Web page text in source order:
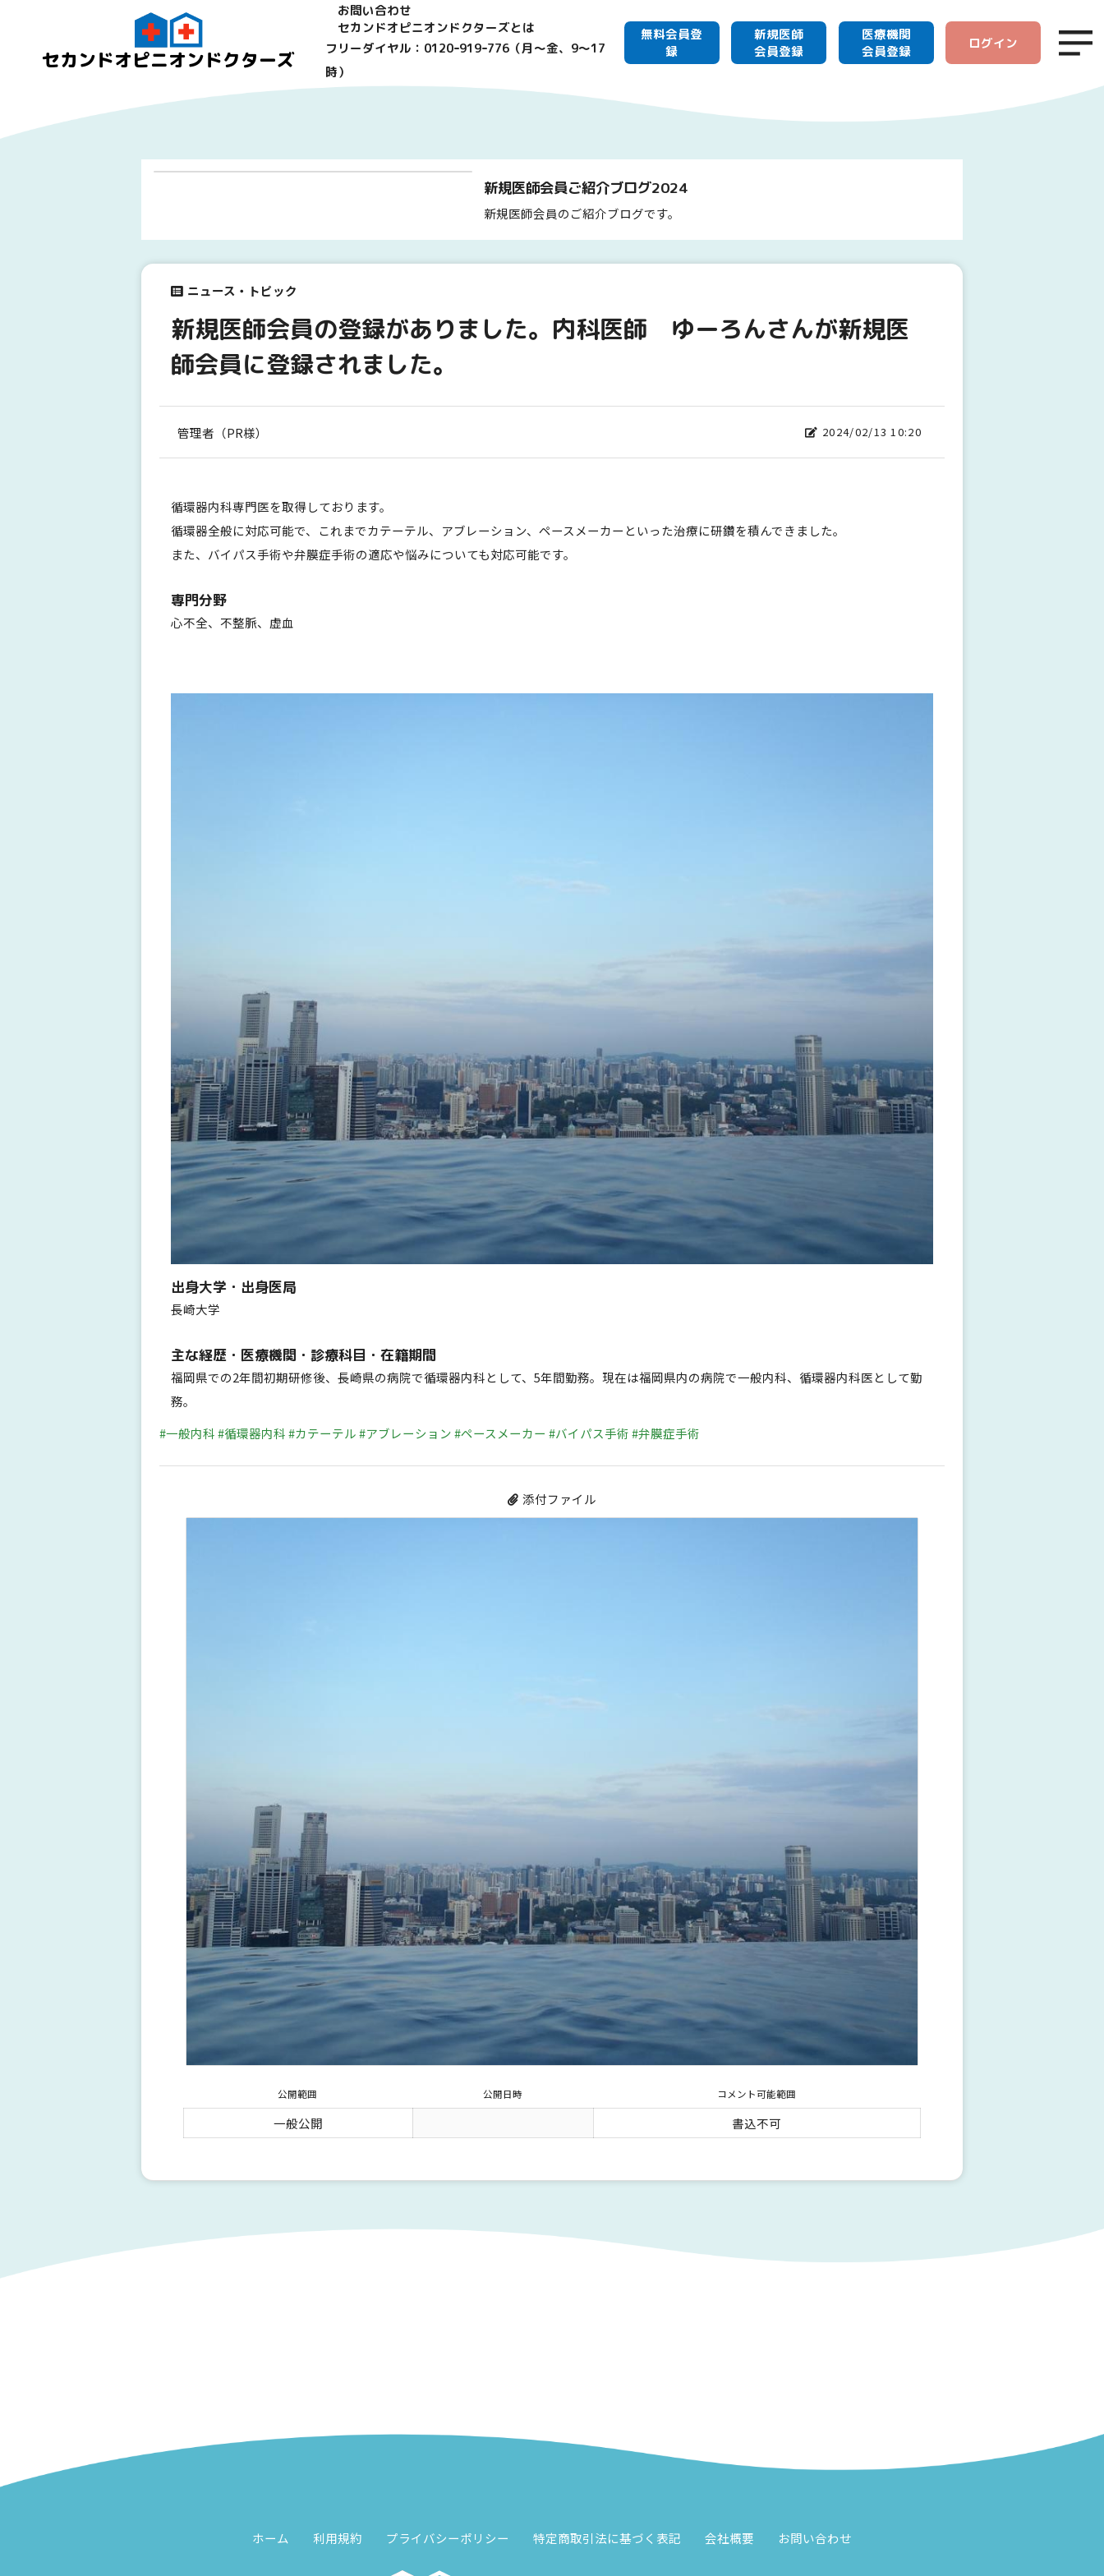
セカンドオピニオンドクターズ
お問い合わせ
セカンドオピニオンドクターズとは
フリーダイヤル：0120ｰ919ｰ776（月～金、9～17
時）
無料会員登
録
新規医師
会員登録
医療機関
会員登録
ログイン
新規医師会員ご紹介ブログ2024
新規医師会員のご紹介ブログです。
ニュース・トピック
新規医師会員の登録がありました。内科医師 ゆーろんさんが新規医
師会員に登録されました。
管理者（PR様） 2024/02/13 10:20
循環器内科専門医を取得しております。
循環器全般に対応可能で、これまでカテーテル、アブレーション、ペースメーカーといった治療に研鑽を積んできました。
また、バイパス手術や弁膜症手術の適応や悩みについても対応可能です。
専門分野
心不全、不整脈、虚血
出身大学・出身医局
長崎大学
主な経歴・医療機関・診療科目・在籍期間
福岡県での2年間初期研修後、長崎県の病院で循環器内科として、5年間勤務。現在は福岡県内の病院で一般内科、循環器内科医として勤
務。
#一般内科#循環器内科#カテーテル#アブレーション#ペースメーカー #バイパス手術#弁膜症手術
添付ファイル
公開範囲 公開日時 コメント可能範囲
一般公開 書込不可
ホーム 利用規約 プライバシーポリシー 特定商取引法に基づく表記 会社概要 お問い合わせ